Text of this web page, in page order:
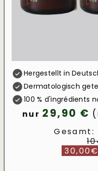
Hergestellt in
Dermatologisch
100 % d'ingrédients
nur 29,90 € (